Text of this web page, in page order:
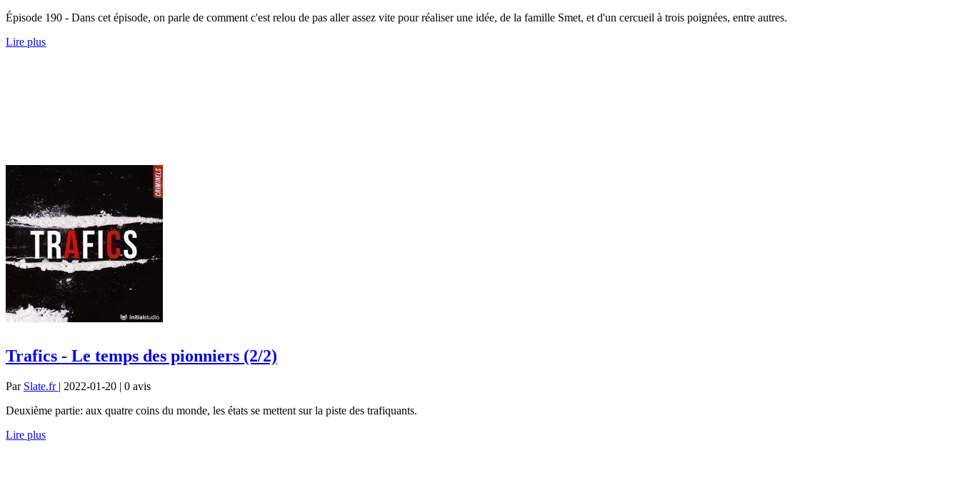
Épisode 190 - Dans cet épisode, on parle de comment c'est relou de pas aller assez vite pour réaliser une idée, de la famille Smet, et d'un cercueil à trois poignées, entre autres.
Lire plus
Trafics - Le temps des pionniers (2/2)
Par Slate.fr | 2022-01-20 | 0 avis
Deuxième partie: aux quatre coins du monde, les états se mettent sur la piste des trafiquants.
Lire plus